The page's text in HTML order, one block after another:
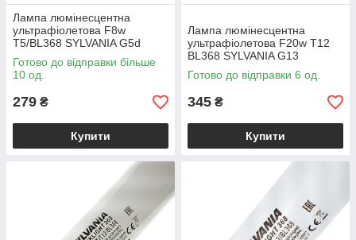
Лампа люмінесцентна
ультрафіолетова F8w
T5/BL368 SYLVANIA G5d
Готово до відправки більше
10 од.
279 ₴
Купити
Лампа люмінесцентна
ультрафіолетова F20w T12
BL368 SYLVANIA G13
Готово до відправки 6 од.
345 ₴
Купити